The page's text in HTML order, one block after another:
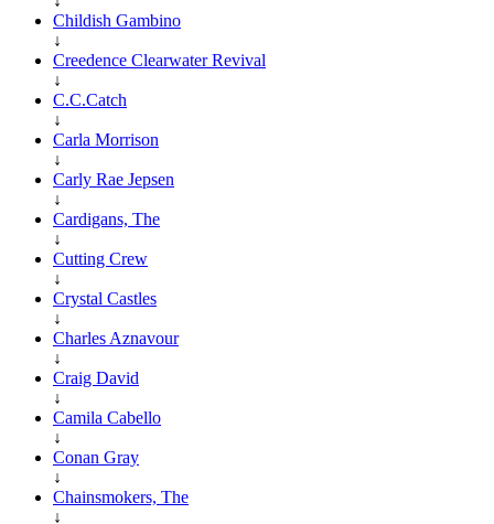
Childish Gambino
↓
Creedence Clearwater Revival
↓
C.C.Catch
↓
Carla Morrison
↓
Carly Rae Jepsen
↓
Cardigans, The
↓
Cutting Crew
↓
Crystal Castles
↓
Charles Aznavour
↓
Craig David
↓
Camila Cabello
↓
Conan Gray
↓
Chainsmokers, The
↓